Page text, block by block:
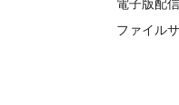
電子版配
ファイル